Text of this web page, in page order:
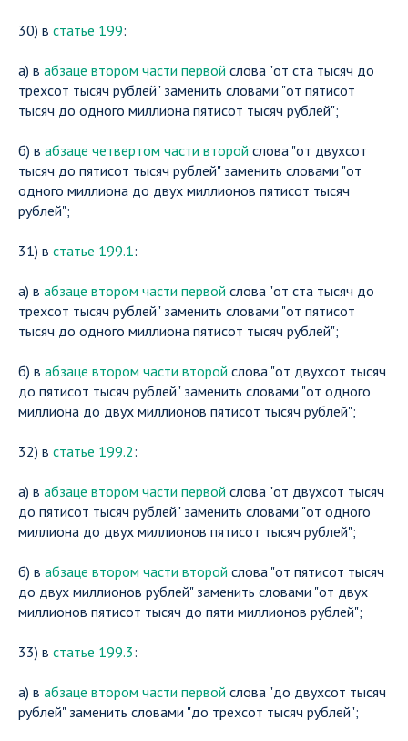
30) в статье 199:
а) в абзаце втором части первой слова "от ста тысяч до
трехсот тысяч рублей" заменить словами "от пятисот
тысяч до одного миллиона пятисот тысяч рублей";
б) в абзаце четвертом части второй слова "от двухсот
тысяч до пятисот тысяч рублей" заменить словами "от
одного миллиона до двух миллионов пятисот тысяч
рублей";
31) в статье 199.1:
а) в абзаце втором части первой слова "от ста тысяч до
трехсот тысяч рублей" заменить словами "от пятисот
тысяч до одного миллиона пятисот тысяч рублей";
б) в абзаце втором части второй слова "от двухсот тысяч
до пятисот тысяч рублей" заменить словами "от одного
миллиона до двух миллионов пятисот тысяч рублей";
32) в статье 199.2:
а) в абзаце втором части первой слова "от двухсот тысяч
до пятисот тысяч рублей" заменить словами "от одного
миллиона до двух миллионов пятисот тысяч рублей";
б) в абзаце втором части второй слова "от пятисот тысяч
до двух миллионов рублей" заменить словами "от двух
миллионов пятисот тысяч до пяти миллионов рублей";
33) в статье 199.3:
а) в абзаце втором части первой слова "до двухсот тысяч
рублей" заменить словами "до трехсот тысяч рублей";